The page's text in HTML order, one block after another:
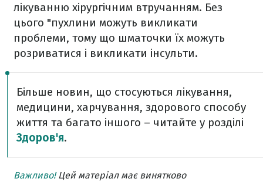
лікуванню хірургічним втручанням. Без
цього "пухлини можуть викликати
проблеми, тому що шматочки їх можуть
розриватися і викликати інсульти.
Більше новин, що стосуються лікування,
медицини, харчування, здорового способу
життя та багато іншого – читайте у розділі
Здоров'я.
Важливо!Цей матеріал має винятково